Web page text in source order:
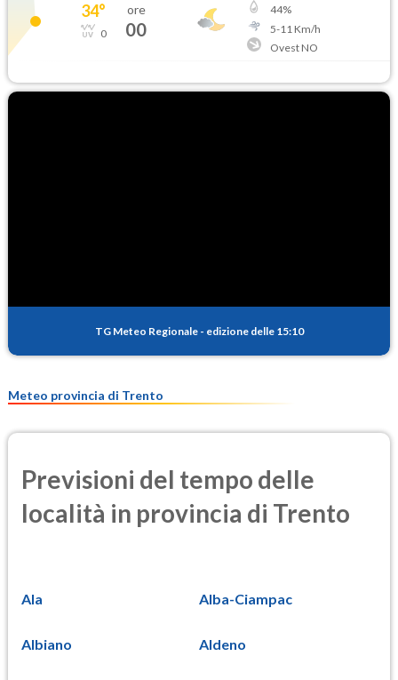
34°
0
ore
00
44%
5-11 Km/h
Ovest NO
TG Meteo Regionale - edizione delle 15:10
Meteo provincia di Trento
Previsioni del tempo delle
località in provincia di Trento
Ala Alba-Ciampac
Albiano Aldeno